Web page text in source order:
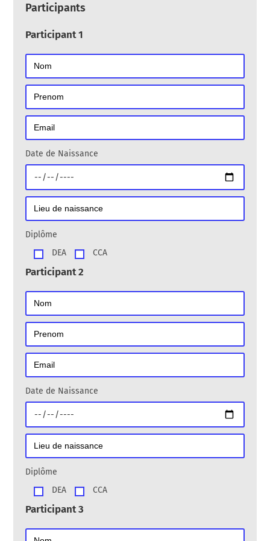
v
e
Participants
Participant 1
Date de Naissance
Diplôme
DEA
CCA
Participant 2
Date de Naissance
Diplôme
DEA
CCA
Participant 3